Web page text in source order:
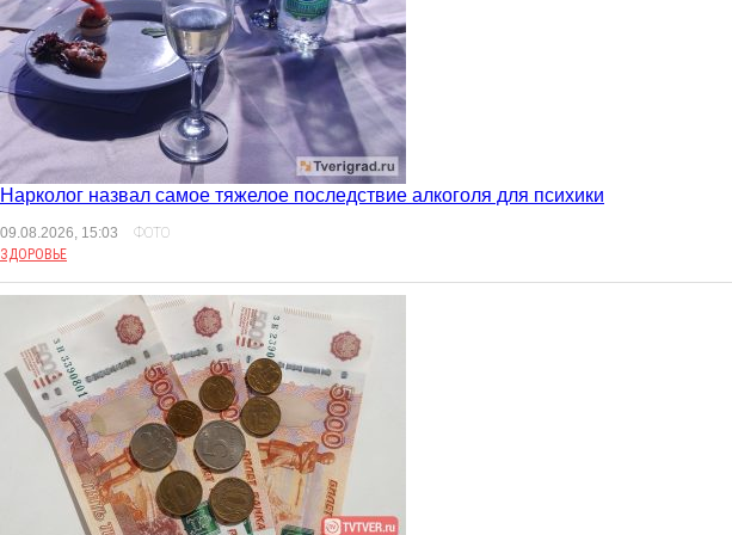
Нарколог назвал самое тяжелое последствие алкоголя для психики
09.08.2026, 15:03
ФОТО
ЗДОРОВЬЕ